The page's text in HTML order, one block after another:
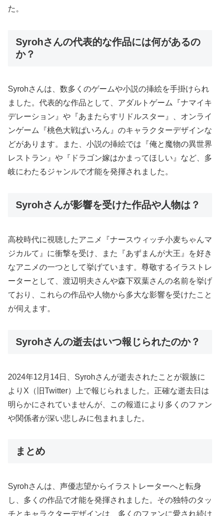
た。
Syrohさんの代表的な作品には何があるの
か？
Syrohさんは、数多くのゲームや小説の挿絵を手掛けられ
ました。代表的な作品として、アダルトゲーム『ナマイキ
デレーション』や『あまたらすリドルスター』、オンライ
ンゲーム『桃色大戦ぱいろん』のキャラクターデザインな
どがあります。また、小説の挿絵では『俺と魔物の異世界
レストラン』や『ドラゴン嫁はかまってほしい』など、多
岐にわたるジャンルで才能を発揮されました。
Syrohさんが影響を受けた作品や人物は？
高校時代に視聴したアニメ『ナースウィッチ小麦ちゃんマ
ジカルて』に衝撃を受け、また『あずまんが大王』を好き
なアニメの一つとして挙げています。尊敬するイラストレ
ーターとして、渡辺明夫さんや森下双葉さんの名前を挙げ
ており、これらの作品や人物から多大な影響を受けたこと
が伺えます。
Syrohさんの逝去はいつ報じられたのか？
2024年12月14日、Syrohさんが逝去されたことが親族に
よりX（旧Twitter）上で報じられました。正確な逝去日は
明らかにされていませんが、この報道により多くのファン
や関係者が深い悲しみに包まれました。
まとめ
Syrohさんは、声優志望からイラストレーターへと転身
し、多くの作品で才能を発揮されました。その独特のタッ
チとキャラクターデザインは、多くのファンに愛され続け